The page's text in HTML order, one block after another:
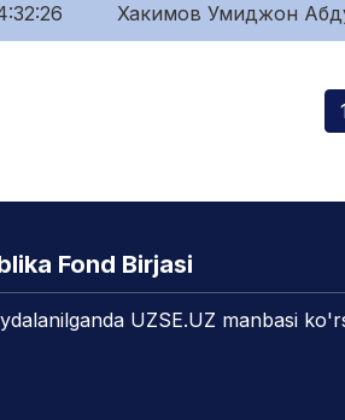
Хакимов Умиджон
Fond Birjasi
UZSE.UZ manbasi